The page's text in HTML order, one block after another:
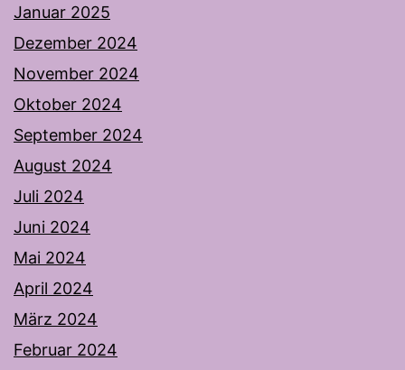
Januar 2025
Dezember 2024
November 2024
Oktober 2024
September 2024
August 2024
Juli 2024
Juni 2024
Mai 2024
April 2024
März 2024
Februar 2024